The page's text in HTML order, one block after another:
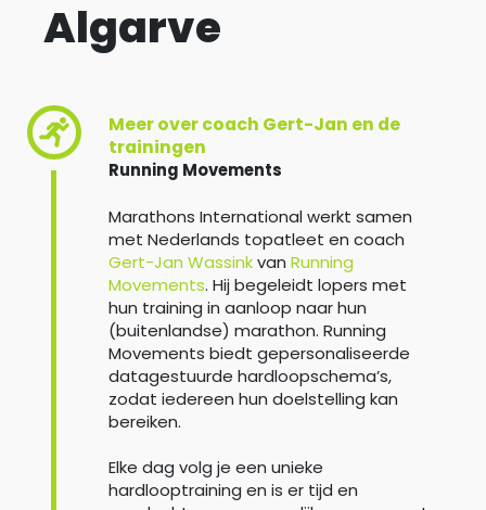
Algarve
Meer over coach Gert-Jan en de
trainingen
Running Movements
Marathons International werkt samen
met Nederlands topatleet en coach
Gert-Jan Wassinkvan Running
Movements. Hij begeleidt lopers met
hun training in aanloop naar hun
(buitenlandse) marathon. Running
Movements biedt gepersonaliseerde
datagestuurde hardloopschema’s,
zodat iedereen hun doelstelling kan
bereiken.
Elke dag volg je een unieke
hardlooptraining en is er tijd en